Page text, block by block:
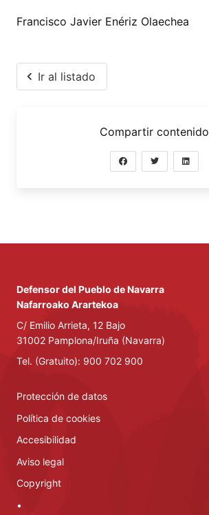
Francisco Javier Enériz Olaechea
Ir al listado
Compartir contenido
Defensor del Pueblo de Navarra
Nafarroako Arartekoa
C/ Emilio Arrieta, 12 Bajo
31002 Pamplona/Iruña (Navarra)
Tel. (Gratuito): 900 702 900
Protección de datos
Política de cookies
Accesibilidad
Aviso legal
Copyright
•